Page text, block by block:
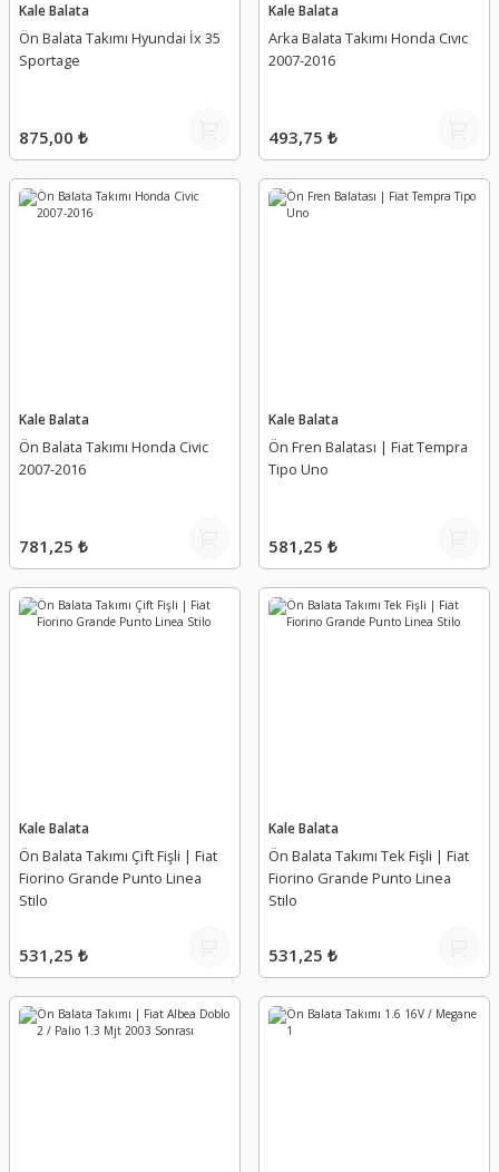
Kale Balata
Ön Balata Takımı Hyundai İx 35
Sportage
875,00 ₺
Kale Balata
Arka Balata Takımı Honda Cıvıc
2007-2016
493,75 ₺
Kale Balata
Ön Balata Takımı Honda Civic
2007-2016
781,25 ₺
Kale Balata
Ön Fren Balatası | Fiat Tempra
Tipo Uno
581,25 ₺
Kale Balata
Ön Balata Takımı Çift Fişli | Fiat
Fiorino Grande Punto Linea
Stilo
531,25 ₺
Kale Balata
Ön Balata Takımı Tek Fişli | Fiat
Fiorino Grande Punto Linea
Stilo
531,25 ₺